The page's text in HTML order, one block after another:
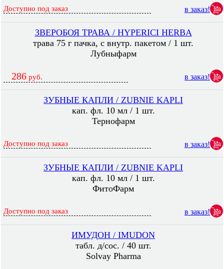
Доступно под заказ в заказ!
ЗВЕРОБОЯ ТРАВА / HYPERICI HERBA
трава 75 г пачка, с внутр. пакетом / 1 шт.
Лубныфарм
286 руб. в заказ!
ЗУБНЫЕ КАПЛИ / ZUBNIE KAPLI
кап. фл. 10 мл / 1 шт.
Тернофарм
Доступно под заказ в заказ!
ЗУБНЫЕ КАПЛИ / ZUBNIE KAPLI
кап. фл. 10 мл / 1 шт.
ФитоФарм
Доступно под заказ в заказ!
ИМУДОН / IMUDON
табл. д/сос. / 40 шт.
Solvay Pharma